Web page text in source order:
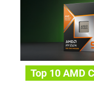
Top 10 AMD